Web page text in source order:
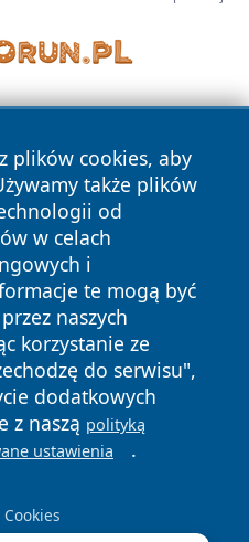
plików cookies, aby
także plików
od
w celach
i
te mogą być
naszych
korzystanie ze
do serwisu",
dodatkowych
z naszą polityką
ustawienia .
Wszystkie prawa
Polityka
Cookies